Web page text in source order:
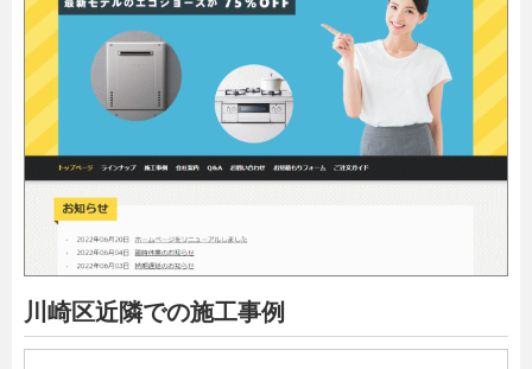
川崎区近隣での施工事例